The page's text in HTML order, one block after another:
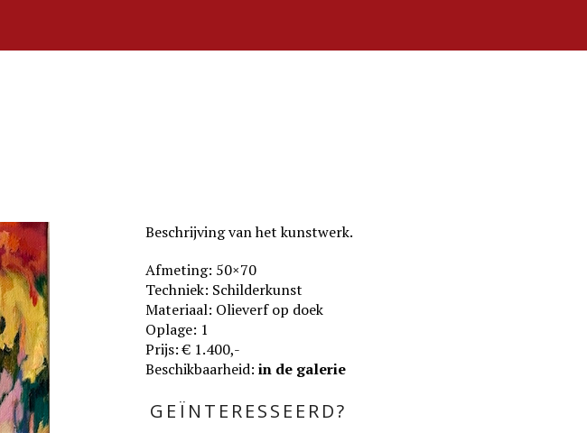
Beschrijving van het kunstwerk.
Afmeting: 50×70
Techniek: Schilderkunst
Materiaal: Olieverf op doek
Oplage: 1
Prijs: € 1.400,-
Beschikbaarheid: in de galerie
GEÏNTERESSEERD?